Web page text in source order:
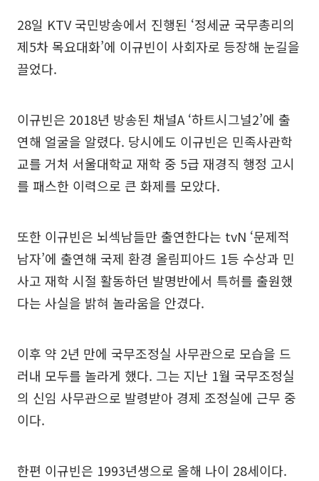
28일 KTV 국민방송에서 진행된 ‘정세균 국무총리의
제5차 목요대화’에 이규빈이 사회자로 등장해 눈길을
끌었다.
이규빈은 2018년 방송된 채널A ‘하트시그널2’에 출
연해 얼굴을 알렸다. 당시에도 이규빈은 민족사관학
교를 거처 서울대학교 재학 중 5급 재경직 행정 고시
를 패스한 이력으로 큰 화제를 모았다.
또한 이규빈은 뇌섹남들만 출연한다는 tvN ‘문제적
남자’에 출연해 국제 환경 올림피아드 1등 수상과 민
사고 재학 시절 활동하던 발명반에서 특허를 출원했
다는 사실을 밝혀 놀라움을 안겼다.
이후 약 2년 만에 국무조정실 사무관으로 모습을 드
러내 모두를 놀라게 했다. 그는 지난 1월 국무조정실
의 신임 사무관으로 발령받아 경제 조정실에 근무 중
이다.
한편 이규빈은 1993년생으로 올해 나이 28세이다.